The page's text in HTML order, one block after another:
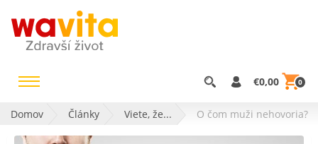
€0,00 0
Domov Články Viete, že... O čom muži nehovoria?